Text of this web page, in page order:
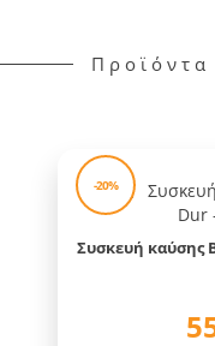
Προϊόντα
-20%
Συσκευή καύσης